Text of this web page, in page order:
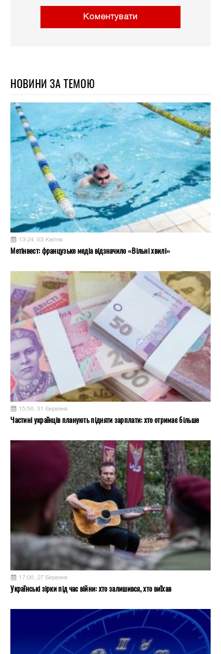
Коментувати
НОВИНИ ЗА ТЕМОЮ
13:24, 03 Квітня
Метінвест: французьке медіа відзначило «Вільні хвилі»
15:56, 31 Березня
Частині українців планують підняти зарплати: хто отримає більше
17:06, 27 Березня
Українські зірки під час війни: хто залишився, хто виїхав